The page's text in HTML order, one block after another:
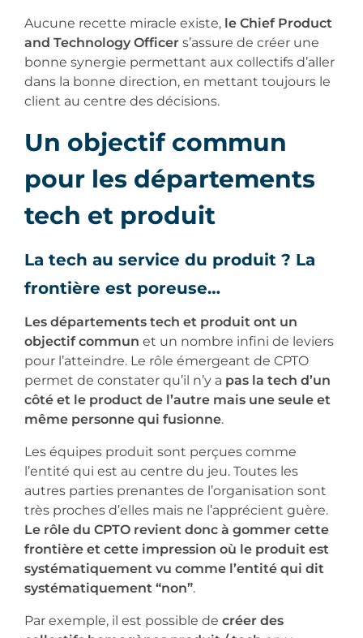
Aucune recette miracle existe, le Chief Product
and Technology Officer s’assure de créer une
bonne synergie permettant aux collectifs d’aller
dans la bonne direction, en mettant toujours le
client au centre des décisions.
Un objectif commun
pour les départements
tech et produit
La tech au service du produit ? La
frontière est poreuse…
Les départements tech et produit ont un
objectif commun et un nombre infini de leviers
pour l’atteindre. Le rôle émergeant de CPTO
permet de constater qu’il n’y a pas la tech d’un
côté et le product de l’autre mais une seule et
même personne qui fusionne.
Les équipes produit sont perçues comme
l’entité qui est au centre du jeu. Toutes les
autres parties prenantes de l’organisation sont
très proches d’elles mais ne l’apprécient guère.
Le rôle du CPTO revient donc à gommer cette
frontière et cette impression où le produit est
systématiquement vu comme l’entité qui dit
systématiquement “non”.
Par exemple, il est possible de créer des